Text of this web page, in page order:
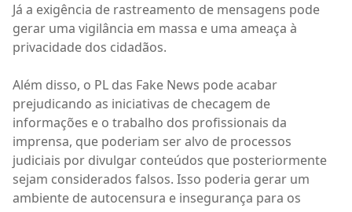
Já a exigência de rastreamento de mensagens pode
gerar uma vigilância em massa e uma ameaça à
privacidade dos cidadãos.
Além disso, o PL das Fake News pode acabar
prejudicando as iniciativas de checagem de
informações e o trabalho dos profissionais da
imprensa, que poderiam ser alvo de processos
judiciais por divulgar conteúdos que posteriormente
sejam considerados falsos. Isso poderia gerar um
ambiente de autocensura e insegurança para os